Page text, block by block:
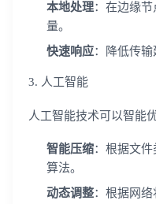
本地处理：在边缘节
量。
快速响应：降低传输
3. 人工智能
人工智能技术可以智能
智能压缩：根据文件
算法。
动态调整：根据网络